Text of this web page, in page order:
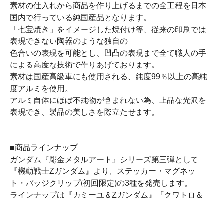
素材の仕入れから商品を作り上げるまでの全工程を日本
国内で行っている純国産品となります。
「七宝焼き」をイメージした焼付け等、従来の印刷では
表現できない陶器のような独自の
色合いの表現を可能とし、凹凸の表現まで全て職人の手
による高度な技術で作りあげております。
素材は国産高級車にも使用される、純度99％以上の高純
度アルミを使用。
アルミ自体にほぼ不純物が含まれない為、上品な光沢を
表現でき、製品の美しさを際立たせます。
■商品ラインナップ
ガンダム『彫金メタルアート』シリーズ第三弾として
『機動戦士Zガンダム』より、ステッカー・マグネッ
ト・バッジクリップ(初回限定)の3種を発売します。
ラインナップは『カミーユ＆Zガンダム』『クワトロ＆